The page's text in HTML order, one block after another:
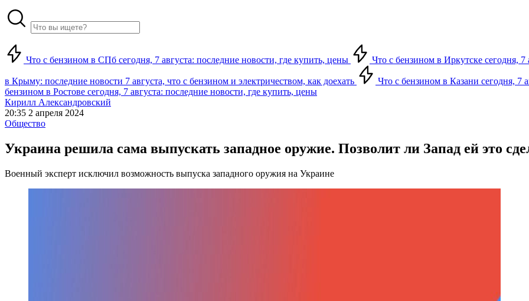
Что с бензином в СПб сегодня, 7 августа: последние новости, где купить, цены Что с бензином в Иркутске сегодня,
в Крыму: последние новости 7 августа, что с бензином и электричеством, как доехать Что с бензином в Казани сегодня, 7
бензином в Ростове сегодня, 7 августа: последние новости, где купить, цены
Кирилл Александровский
20:35 2 апреля 2024
Общество
Украина решила сама выпускать западное оружие. Позволит ли Запад ей это
Военный эксперт исключил возможность выпуска западного оружия на Украине